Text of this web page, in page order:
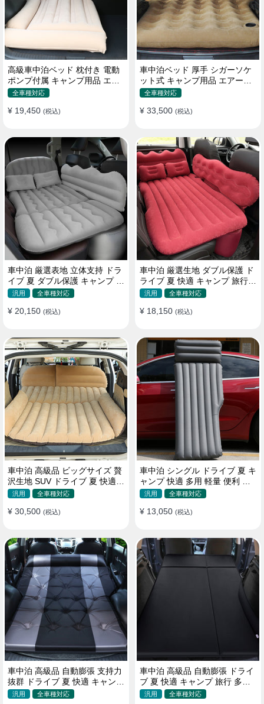
高級車中泊ベッド 枕付き 電動
ポンプ付属 キャンプ用品 エア
ーベッド 普通車 SUV
全車種対応
¥ 19,450 (税込)
車中泊ベッド 厚手 シガーソケ
ット式 キャンプ用品 エアーベ
ッド 収納袋付き 普通車 SUV適
全車種対応
¥ 33,500 (税込)
車中泊 厳選表地 立体支持 ドラ
イブ 夏 ダブル保護 キャンプ 旅
行 収納便利 取付簡単 全車種 エ
汎用 全車種対応
¥ 20,150 (税込)
車中泊 厳選生地 ダブル保護 ド
ライブ 夏 快適 キャンプ 旅行
収納便利 全車種 多色 エアーベ
汎用 全車種対応
¥ 18,150 (税込)
車中泊 高級品 ビッグサイズ 贅
沢生地 SUV ドライブ 夏 快適
キャンプ 旅行 収納便利 エアー
汎用 全車種対応
¥ 30,500 (税込)
車中泊 シングル ドライブ 夏 キ
ャンプ 快適 多用 軽量 便利 省
スペース 旅行 エアーベッド
汎用 全車種対応
¥ 13,050 (税込)
車中泊 高級品 自動膨張 支持力
抜群 ドライブ 夏 快適 キャンプ
旅行 省スペース エアーベッド
汎用 全車種対応
車中泊 高級品 自動膨張 ドライ
ブ 夏 快適 キャンプ 旅行 多用
取付簡単 収納便利 エアーベッ
汎用 全車種対応